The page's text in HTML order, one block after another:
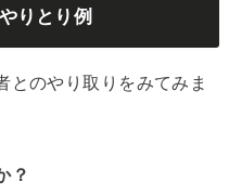
りとり例
とのやり取りをみてみま
？